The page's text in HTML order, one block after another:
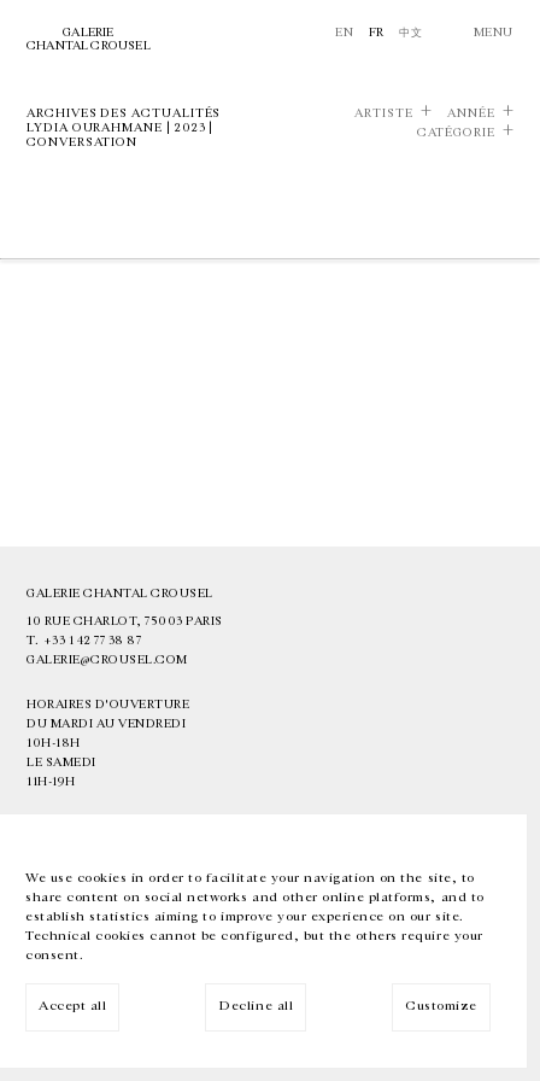
We use cookies in order to facilitate your navigation on the site, to
share content on social networks and other online platforms, and to
establish statistics aiming to improve your experience on our site.
Technical cookies cannot be configured, but the others require your
consent.
Accept all Decline all Customize
GALERIE
CHANTAL CROUSEL
EN FR 中文 MENU
ARCHIVES DES ACTUALITÉS
LYDIA OURAHMANE | 2023 |
CONVERSATION
ARTISTE
ANNÉE
CATÉGORIE
GALERIE CHANTAL CROUSEL
10 RUE CHARLOT, 75003 PARIS
T. +33 1 42 77 38 87
GALERIE@CROUSEL.COM
HORAIRES D'OUVERTURE
DU MARDI AU VENDREDI
10H-18H
LE SAMEDI
11H-19H
EN FR 中文 Facebook Instagram
Inscrivez-vous à notre newsletter